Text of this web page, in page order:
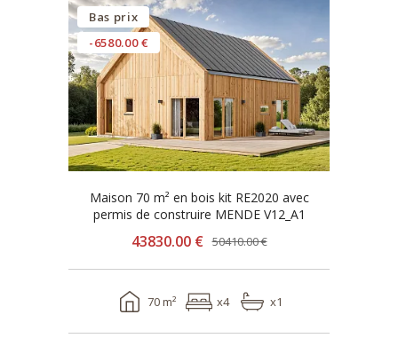
Bas prix
-6580.00 €
Maison 70 m² en bois kit RE2020 avec
permis de construire MENDE V12_A1
43830.00 € 50410.00 €
70 m² x4 x1